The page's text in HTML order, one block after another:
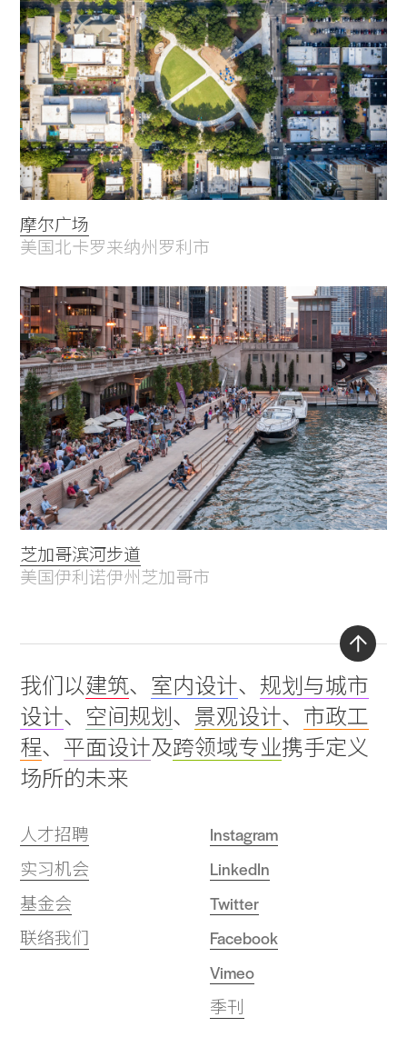
摩尔广场
美国北卡罗来纳州罗利市
芝加哥滨河步道
美国伊利诺伊州芝加哥市
我们以建筑、 室内设计、 规划与城市
设计、 空间规划 、 景观设计、 市政工
程、 平面设计及跨领域专业携手定义
场所的未来
人才招聘
实习机会
基金会
联络我们
Instagram
LinkedIn
Twitter
Facebook
Vimeo
季刊
Back
to
top